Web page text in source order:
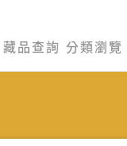
藏品查詢 分類瀏覽